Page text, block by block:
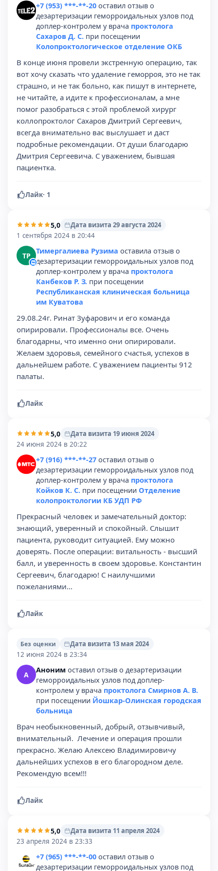
+7 (953) ***-**-20 оставил отзыв о
дезартеризации геморроидальных узлов под
доплер-контролем у врача проктолога
Сахаров Д. С. при посещении
Колопроктологическое отделение ОКБ
В конце июня провели экстренную операцию, так
вот хочу сказать что удаление геморроя, это не так
страшно, и не так больно, как пишут в интернете,
не читайте, а идите к профессионалам, а мне
помог разобраться с этой проблемой хирург
коллопроктолог Сахаров Дмитрий Сергеевич,
всегда внимательно вас выслушает и даст
подробные рекомендации. От души благодарю
Дмитрия Сергеевича. С уважением, бывшая
пациентка.
Лайк· 1
5,0
Дата визита 29 августа 2024
1 сентября 2024 в 20:44
ТР Тимергалиева Рузима оставила отзыв о
дезартеризации геморроидальных узлов под
доплер-контролем у врача проктолога
Канбеков Р. З. при посещении
Республиканская клиническая больница
им Куватова
29.08.24г. Ринат Зуфарович и его команда
опирировали. Профессионалы все. Очень
благодарны, что именно они опирировали.
Желаем здоровья, семейного счастья, успехов в
дальнейшем работе. С уважением пациенты 912
палаты.
Лайк
5,0
Дата визита 19 июня 2024
24 июня 2024 в 20:22
+7 (916) ***-**-27 оставил отзыв о
дезартеризации геморроидальных узлов под
доплер-контролем у врача проктолога
Койков К. С. при посещении Отделение
колопроктологии КБ УДП РФ
Прекрасный человек и замечательный доктор:
знающий, уверенный и спокойный. Слышит
пациента, руководит ситуацией. Ему можно
доверять. После операции: витальность - высший
балл, и уверенность в своем здоровье. Константин
Сергеевич, благодарю! С наилучшими
пожеланиями...
Лайк
Без оценки
Дата визита 13 мая 2024
12 июня 2024 в 23:34
А Аноним оставил отзыв о дезартеризации
геморроидальных узлов под доплер-
контролем у врача проктолога Смирнов А. В.
при посещении Йошкар-Олинская городская
больница
Врач необыкновенный, добрый, отзывчивый,
внимательный. ️ Лечение и операция прошли
прекрасно. Желаю Алексею Владимировичу
дальнейших успехов в его благородном деле.
Рекомендую всем!!!
Лайк
5,0
Дата визита 11 апреля 2024
23 апреля 2024 в 23:33
+7 (965) ***-**-00 оставил отзыв о
дезартеризации геморроидальных узлов под